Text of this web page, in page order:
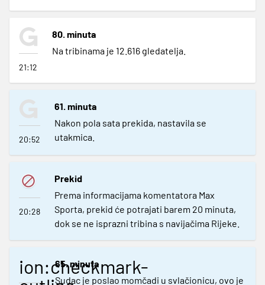
21:12
80. minuta
Na tribinama je 12.616 gledatelja.
20:52
61. minuta
Nakon pola sata prekida, nastavila se
utakmica.
20:28
Prekid
Prema informacijama komentatora Max
Sporta, prekid će potrajati barem 20 minuta,
dok se ne isprazni tribina s navijačima Rijeke.
ion:checkmark-
65. minuta
Sudac je poslao momčadi u svlačionicu, ovo je